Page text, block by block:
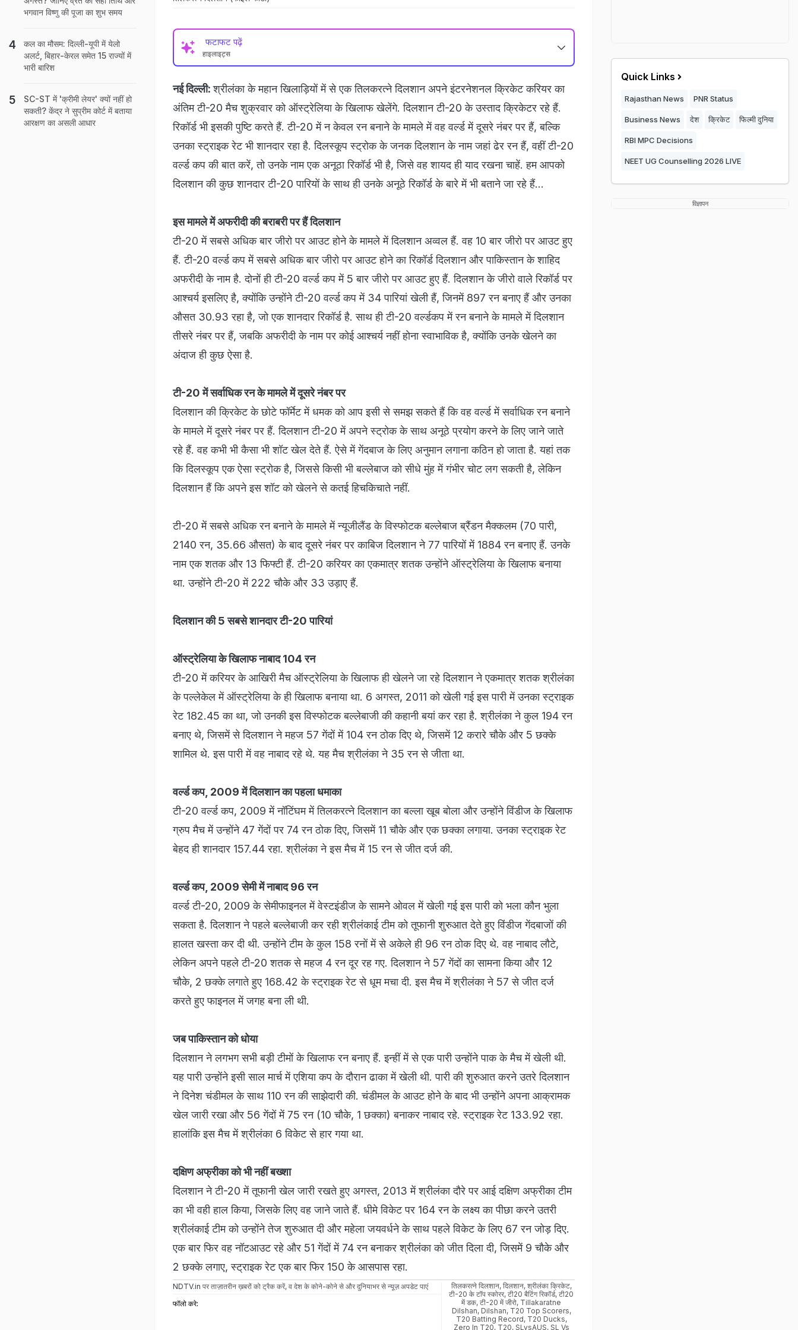
फटाफट पढ़ें
हाइलाइट्स
नई दिल्ली: श्रीलंका के महान खिलाड़ियों में से एक तिलकरत्ने दिलशान अपने इंटरनेशनल क्रिकेट करियर का
अंतिम टी-20 मैच शुक्रवार को ऑस्ट्रेलिया के खिलाफ खेलेंगे. दिलशान टी-20 के उस्ताद क्रिकेटर रहे हैं.
रिकॉर्ड भी इसकी पुष्टि करते हैं. टी-20 में न केवल रन बनाने के मामले में वह वर्ल्ड में दूसरे नंबर पर हैं, बल्कि
उनका स्ट्राइक रेट भी शानदार रहा है. दिलस्कूप स्ट्रोक के जनक दिलशान के नाम जहां ढेर रन हैं, वहीं टी-20
वर्ल्ड कप की बात करें, तो उनके नाम एक अनूठा रिकॉर्ड भी है, जिसे वह शायद ही याद रखना चाहें. हम आपको
दिलशान की कुछ शानदार टी-20 पारियों के साथ ही उनके अनूठे रिकॉर्ड के बारे में भी बताने जा रहे हैं...
इस मामले में अफरीदी की बराबरी पर हैं दिलशान
टी-20 में सबसे अधिक बार जीरो पर आउट होने के मामले में दिलशान अव्वल हैं. वह 10 बार जीरो पर आउट हुए
हैं. टी-20 वर्ल्ड कप में सबसे अधिक बार जीरो पर आउट होने का रिकॉर्ड दिलशान और पाकिस्तान के शाहिद
अफरीदी के नाम है. दोनों ही टी-20 वर्ल्ड कप में 5 बार जीरो पर आउट हुए हैं. दिलशान के जीरो वाले रिकॉर्ड पर
आश्चर्य इसलिए है, क्योंकि उन्होंने टी-20 वर्ल्ड कप में 34 पारियां खेली हैं, जिनमें 897 रन बनाए हैं और उनका
औसत 30.93 रहा है, जो एक शानदार रिकॉर्ड है. साथ ही टी-20 वर्ल्डकप में रन बनाने के मामले में दिलशान
तीसरे नंबर पर हैं, जबकि अफरीदी के नाम पर कोई आश्चर्य नहीं होना स्वाभाविक है, क्योंकि उनके खेलने का
अंदाज ही कुछ ऐसा है.
टी-20 में सर्वाधिक रन के मामले में दूसरे नंबर पर
दिलशान की क्रिकेट के छोटे फॉर्मेट में धमक को आप इसी से समझ सकते हैं कि वह वर्ल्ड में सर्वाधिक रन बनाने
के मामले में दूसरे नंबर पर हैं. दिलशान टी-20 में अपने स्ट्रोक के साथ अनूठे प्रयोग करने के लिए जाने जाते
रहे हैं. वह कभी भी कैसा भी शॉट खेल देते हैं. ऐसे में गेंदबाज के लिए अनुमान लगाना कठिन हो जाता है. यहां तक
कि दिलस्कूप एक ऐसा स्ट्रोक है, जिससे किसी भी बल्लेबाज को सीधे मुंह में गंभीर चोट लग सकती है, लेकिन
दिलशान हैं कि अपने इस शॉट को खेलने से कतई हिचकिचाते नहीं.
टी-20 में सबसे अधिक रन बनाने के मामले में न्यूजीलैंड के विस्फोटक बल्लेबाज ब्रैंडन मैक्कलम (70 पारी,
2140 रन, 35.66 औसत) के बाद दूसरे नंबर पर काबिज दिलशान ने 77 पारियों में 1884 रन बनाए हैं. उनके
नाम एक शतक और 13 फिफ्टी हैं. टी-20 करियर का एकमात्र शतक उन्होंने ऑस्ट्रेलिया के खिलाफ बनाया
था. उन्होंने टी-20 में 222 चौके और 33 उड़ाए हैं.
दिलशान की 5 सबसे शानदार टी-20 पारियां
ऑस्ट्रेलिया के खिलाफ नाबाद 104 रन
टी-20 में करियर के आखिरी मैच ऑस्ट्रेलिया के खिलाफ ही खेलने जा रहे दिलशान ने एकमात्र शतक श्रीलंका
के पल्लेकेल में ऑस्ट्रेलिया के ही खिलाफ बनाया था. 6 अगस्त, 2011 को खेली गई इस पारी में उनका स्ट्राइक
रेट 182.45 का था, जो उनकी इस विस्फोटक बल्लेबाजी की कहानी बयां कर रहा है. श्रीलंका ने कुल 194 रन
बनाए थे, जिसमें से दिलशान ने महज 57 गेंदों में 104 रन ठोक दिए थे, जिसमें 12 करारे चौके और 5 छक्के
शामिल थे. इस पारी में वह नाबाद रहे थे. यह मैच श्रीलंका ने 35 रन से जीता था.
वर्ल्ड कप, 2009 में दिलशान का पहला धमाका
टी-20 वर्ल्ड कप, 2009 में नॉटिंघम में तिलकरत्ने दिलशान का बल्ला खूब बोला और उन्होंने विंडीज के खिलाफ
ग्रुप मैच में उन्होंने 47 गेंदों पर 74 रन ठोक दिए, जिसमें 11 चौके और एक छक्का लगाया. उनका स्ट्राइक रेट
बेहद ही शानदार 157.44 रहा. श्रीलंका ने इस मैच में 15 रन से जीत दर्ज की.
वर्ल्ड कप, 2009 सेमी में नाबाद 96 रन
वर्ल्ड टी-20, 2009 के सेमीफाइनल में वेस्टइंडीज के सामने ओवल में खेली गई इस पारी को भला कौन भुला
सकता है. दिलशान ने पहले बल्लेबाजी कर रही श्रीलंकाई टीम को तूफानी शुरुआत देते हुए विंडीज गेंदबाजों की
हालत खस्ता कर दी थी. उन्होंने टीम के कुल 158 रनों में से अकेले ही 96 रन ठोक दिए थे. वह नाबाद लौटे,
लेकिन अपने पहले टी-20 शतक से महज 4 रन दूर रह गए. दिलशान ने 57 गेंदों का सामना किया और 12
चौके, 2 छक्के लगाते हुए 168.42 के स्ट्राइक रेट से धूम मचा दी. इस मैच में श्रीलंका ने 57 से जीत दर्ज
करते हुए फाइनल में जगह बना ली थी.
जब पाकिस्तान को धोया
दिलशान ने लगभग सभी बड़ी टीमों के खिलाफ रन बनाए हैं. इन्हीं में से एक पारी उन्होंने पाक के मैच में खेली थी.
यह पारी उन्होंने इसी साल मार्च में एशिया कप के दौरान ढाका में खेली थी. पारी की शुरुआत करने उतरे दिलशान
ने दिनेश चंडीमल के साथ 110 रन की साझेदारी की. चंडीमल के आउट होने के बाद भी उन्होंने अपना आक्रामक
खेल जारी रखा और 56 गेंदों में 75 रन (10 चौके, 1 छक्का) बनाकर नाबाद रहे. स्ट्राइक रेट 133.92 रहा.
हालांकि इस मैच में श्रीलंका 6 विकेट से हार गया था.
दक्षिण अफ्रीका को भी नहीं बख्शा
दिलशान ने टी-20 में तूफानी खेल जारी रखते हुए अगस्त, 2013 में श्रीलंका दौरे पर आई दक्षिण अफ्रीका टीम
का भी वही हाल किया, जिसके लिए वह जाने जाते हैं. धीमे विकेट पर 164 रन के लक्ष्य का पीछा करने उतरी
श्रीलंकाई टीम को उन्होंने तेज शुरुआत दी और महेला जयवर्धने के साथ पहले विकेट के लिए 67 रन जोड़ दिए.
एक बार फिर वह नॉटआउट रहे और 51 गेंदों में 74 रन बनाकर श्रीलंका को जीत दिला दी, जिसमें 9 चौके और
2 छक्के लगाए, स्ट्राइक रेट एक बार फिर 150 के आसपास रहा.
NDTV.in पर ताज़ातरीन ख़बरों को ट्रैक करें, व देश के कोने-कोने से और दुनियाभर से न्यूज़ अपडेट पाएं
फॉलो करे:
तिलकरत्ने दिलशान, दिलशान, श्रीलंका क्रिकेट,
टी-20 के टॉप स्कोरर, टी20 बैटिंग रिकॉर्ड, टी20
में डक, टी-20 में जीरो, Tillakaratne
Dilshan, Dilshan, T20 Top Scorers,
T20 Batting Record, T20 Ducks,
Zero In T20, T20, SLvsAUS, SL Vs
भगवान विष्णु की पूजा का शुभ समय
कल का मौसम: दिल्ली-यूपी में येलो
अलर्ट, बिहार-केरल समेत 15 राज्यों में
भारी बारिश
SC-ST में 'क्रीमी लेयर' क्यों नहीं हो
सकती? केंद्र ने सुप्रीम कोर्ट में बताया
आरक्षण का असली आधार
Quick Links
Rajasthan News PNR Status
Business News देश क्रिकेट फिल्मी दुनिया
RBI MPC Decisions
NEET UG Counselling 2026 LIVE
विज्ञापन